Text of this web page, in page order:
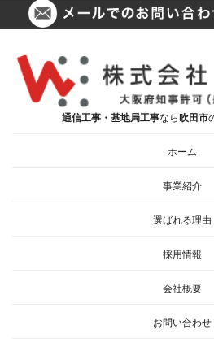
通信工事・基地局工事なら 吹田市
ホーム
事業紹介
選ばれる理由
採用情報
会社概要
お問い合わせ